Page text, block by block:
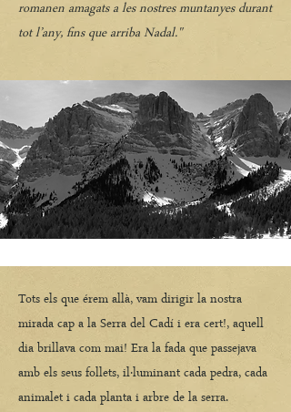
romanen amagats a les nostres muntanyes durant
tot l’any, fins que arriba Nadal."
Tots els que érem allà, vam dirigir la nostra
mirada cap a la Serra del Cadí i era cert!, aquell
dia brillava com mai! Era la fada que passejava
amb els seus follets, il·luminant cada pedra, cada
animalet i cada planta i arbre de la serra.